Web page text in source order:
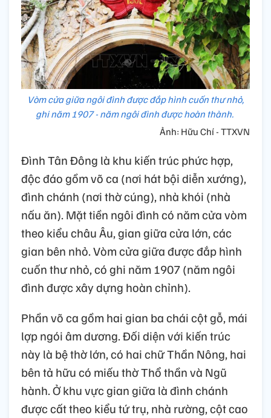
Vòm cửa giữa ngôi đình được đắp hình cuốn thư nhỏ,
ghi năm 1907 - năm ngôi đình được hoàn thành.
Ảnh: Hữu Chí - TTXVN
Đình Tân Đông là khu kiến trúc phức hợp,
độc đáo gồm võ ca (nơi hát bội diễn xướng),
đình chánh (nơi thờ cúng), nhà khói (nhà
nấu ăn). Mặt tiền ngôi đình có năm cửa vòm
theo kiểu châu Âu, gian giữa cửa lớn, các
gian bên nhỏ. Vòm cửa giữa được đắp hình
cuốn thư nhỏ, có ghi năm 1907 (năm ngôi
đình được xây dựng hoàn chỉnh).
Phần võ ca gồm hai gian ba chái cột gỗ, mái
lợp ngói âm dương. Đối diện với kiến trúc
này là bệ thờ lớn, có hai chữ Thần Nông, hai
bên tả hữu có miếu thờ Thổ thần và Ngũ
hành. Ở khu vực gian giữa là đình chánh
được cất theo kiểu tứ trụ, nhà rường, cột cao